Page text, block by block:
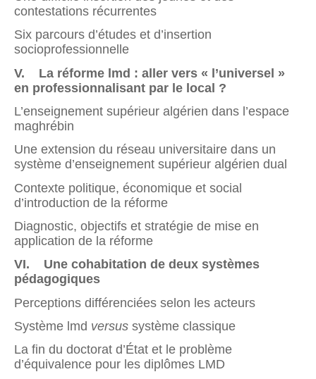
contestations récurrentes
Six parcours d’études et d’insertion
socioprofessionnelle
V. La réforme lmd : aller vers « l’universel »
en professionnalisant par le local ?
L’enseignement supérieur algérien dans l’espace
maghrébin
Une extension du réseau universitaire dans un
système d’enseignement supérieur algérien dual
Contexte politique, économique et social
d’introduction de la réforme
Diagnostic, objectifs et stratégie de mise en
application de la réforme
VI. Une cohabitation de deux systèmes
pédagogiques
Perceptions différenciées selon les acteurs
Système lmd versus système classique
La fin du doctorat d’État et le problème
d’équivalence pour les diplômes LMD